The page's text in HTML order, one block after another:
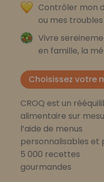
Contrôler mon
ou mes
Vivre
en famille, la
Choisissez votre
CROQ est un
alimentaire sur
l’aide de menus
personnalisables et
5 000 recettes
gourmandes